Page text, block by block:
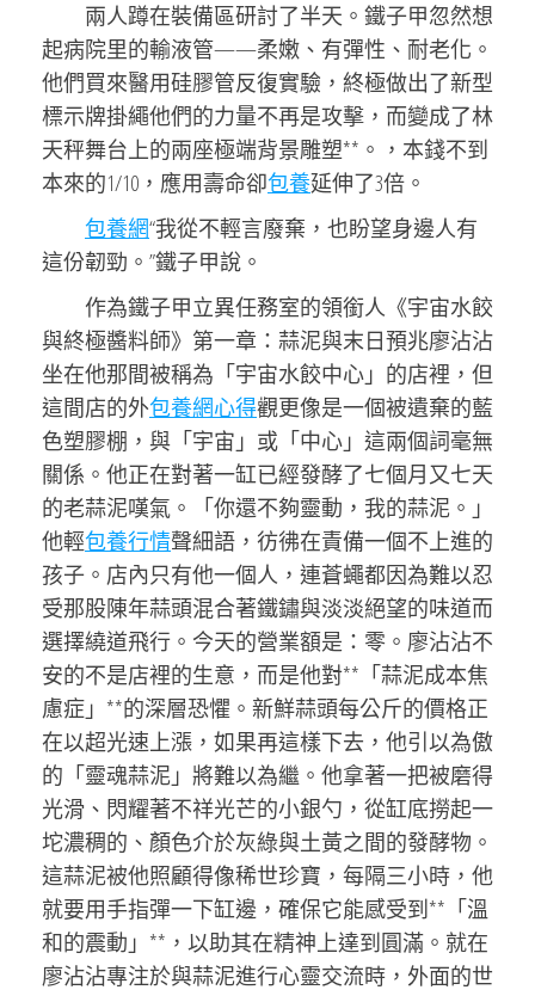
兩人蹲在裝備區研討了半天。鐵子甲忽然想
起病院里的輸液管——柔嫩、有彈性、耐老化。
他們買來醫用硅膠管反復實驗，終極做出了新型
標示牌掛繩他們的力量不再是攻擊，而變成了林
天秤舞台上的兩座極端背景雕塑**。，本錢不到
本來的1/10，應用壽命卻包養延伸了3倍。
包養網“我從不輕言廢棄，也盼望身邊人有
這份韌勁。”鐵子甲說。
作為鐵子甲立異任務室的領銜人《宇宙水餃
與終極醬料師》第一章：蒜泥與末日預兆廖沾沾
坐在他那間被稱為「宇宙水餃中心」的店裡，但
這間店的外包養網心得觀更像是一個被遺棄的藍
色塑膠棚，與「宇宙」或「中心」這兩個詞毫無
關係。他正在對著一缸已經發酵了七個月又七天
的老蒜泥嘆氣。「你還不夠靈動，我的蒜泥。」
他輕包養行情聲細語，彷彿在責備一個不上進的
孩子。店內只有他一個人，連蒼蠅都因為難以忍
受那股陳年蒜頭混合著鐵鏽與淡淡絕望的味道而
選擇繞道飛行。今天的營業額是：零。廖沾沾不
安的不是店裡的生意，而是他對**「蒜泥成本焦
慮症」**的深層恐懼。新鮮蒜頭每公斤的價格正
在以超光速上漲，如果再這樣下去，他引以為傲
的「靈魂蒜泥」將難以為繼。他拿著一把被磨得
光滑、閃耀著不祥光芒的小銀勺，從缸底撈起一
坨濃稠的、顏色介於灰綠與土黃之間的發酵物。
這蒜泥被他照顧得像稀世珍寶，每隔三小時，他
就要用手指彈一下缸邊，確保它能感受到**「溫
和的震動」**，以助其在精神上達到圓滿。就在
廖沾沾專注於與蒜泥進行心靈交流時，外面的世